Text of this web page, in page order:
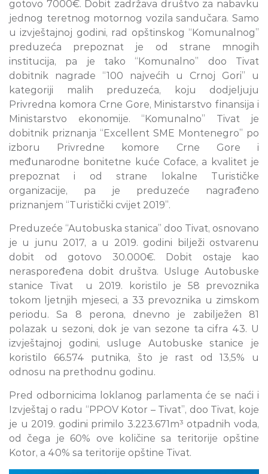
gotovo 7000€. Dobit zadržava društvo za nabavku
jednog teretnog motornog vozila sandučara. Samo
u izvještajnoj godini, rad opštinskog “Komunalnog”
preduzeća prepoznat je od strane mnogih
institucija, pa je tako “Komunalno” doo Tivat
dobitnik nagrade “100 najvećih u Crnoj Gori” u
kategoriji malih preduzeća, koju dodjeljuju
Privredna komora Crne Gore, Ministarstvo finansija i
Ministarstvo ekonomije. “Komunalno” Tivat je
dobitnik priznanja “Excellent SME Montenegro” po
izboru Privredne komore Crne Gore i
međunarodne bonitetne kuće Coface, a kvalitet je
prepoznat i od strane lokalne Turističke
organizacije, pa je preduzeće nagrađeno
priznanjem “Turistički cvijet 2019”.
Preduzeće “Autobuska stanica” doo Tivat, osnovano
je u junu 2017, a u 2019. godini bilježi ostvarenu
dobit od gotovo 30.000€. Dobit ostaje kao
neraspoređena dobit društva. Usluge Autobuske
stanice Tivat u 2019. koristilo je 58 prevoznika
tokom ljetnjih mjeseci, a 33 prevoznika u zimskom
periodu. Sa 8 perona, dnevno je zabilježen 81
polazak u sezoni, dok je van sezone ta cifra 43. U
izvještajnoj godini, usluge Autobuske stanice je
koristilo 66.574 putnika, što je rast od 13,5% u
odnosu na prethodnu godinu.
Pred odbornicima loklanog parlamenta će se naći i
Izvještaj o radu “PPOV Kotor – Tivat”, doo Tivat, koje
je u 2019. godini primilo 3.223.671m³ otpadnih voda,
od čega je 60% ove količine sa teritorije opštine
Kotor, a 40% sa teritorije opštine Tivat.